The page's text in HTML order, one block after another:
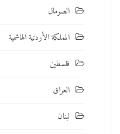
الصومال
المملكة الأردنية الهاشمية
فلسطين
العراق
لبنان